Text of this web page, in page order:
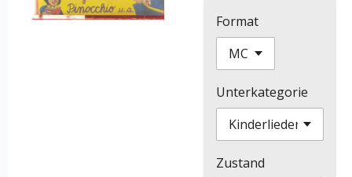
Format
Unterkategorie
Zustand